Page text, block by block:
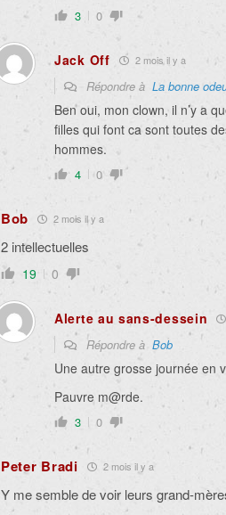
3 0
Jack Off 2 mois il y a
Répondre à La bonne
Ben oui, mon clown, il n’y a
filles qui font ca sont toutes
hommes.
4 0
Bob 2 mois il y a
2 intellectuelles
19 0
Alerte au sans-dessein
Répondre à Bob
Une autre grosse journée en
Pauvre m@rde.
3 0
Peter Bradi 2 mois il y a
Y me semble de voir leurs grand-